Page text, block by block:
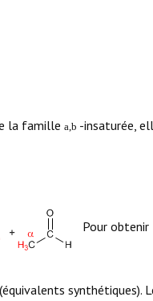
la famille a,b -insaturée,
Pour
synthétiques).